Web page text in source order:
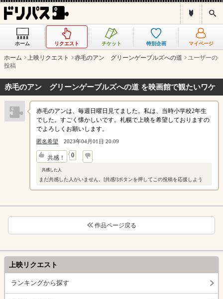
ス
は
ホーム リクエスト チケット 特別企画 マイページ
ホーム 上映リクエスト 赤毛のアン グリーンゲーブルズへの道
ユーザーの
投稿
赤毛のアン グリーンゲーブルズへの道 を映画館で観たいワケ
赤毛のアンは、毎週日曜日見てました。私は、当時小学校2年生
でした。すごく懐かしいです。札幌で上映を希望しておりますの
でよろしくお願いします。
匿名希望 2023年04月01日 20:09
共感！ 0
↓
共感した人
まだ共感した人がいません。[共感!]ボタンを押してこの投稿を応援しよう
作品ページ戻る
上映リクエスト
ランキングから探す